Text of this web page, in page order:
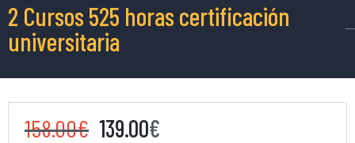
2 Cursos 525 horas certificación
universitaria
158.00€ 139.00€